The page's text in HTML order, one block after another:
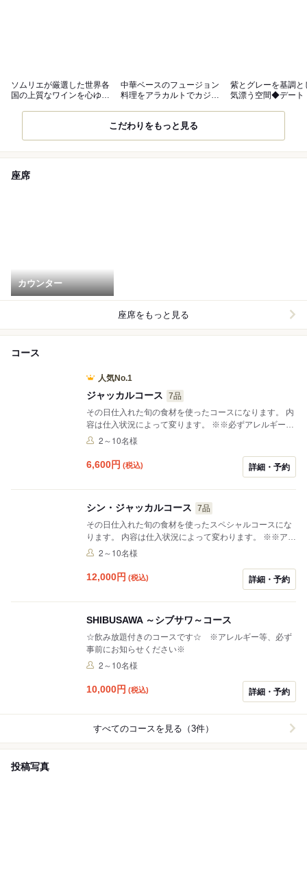
ソムリエが厳選した世界各
国の上質なワインを心ゆく
中華ベースのフュージョン
料理をアラカルトでカジュ
紫とグレーを基調と
気漂う空間◆デート
こだわりをもっと見る
座席
カウンター
座席をもっと見る
コース
人気No.1
ジャッカルコース
7品
その日仕入れた旬の食材を使ったコースになります。 内
容は仕入状況によって変ります。 ※※必ずアレルギーな
どお申し付けください※※
2～10名様
6,600円 (税込) 詳細・予約
シン・ジャッカルコース
7品
その日仕入れた旬の食材を使ったスペシャルコースにな
ります。 内容は仕入状況によって変わります。 ※※アレ
ルギーなど必ずお申し付けください※※
2～10名様
12,000円 (税込) 詳細・予約
SHIBUSAWA ～シブサワ～コース
☆飲み放題付きのコースです☆ ※アレルギー等、必ず
事前にお知らせください※
2～10名様
10,000円 (税込) 詳細・予約
すべてのコースを見る（3件）
投稿写真